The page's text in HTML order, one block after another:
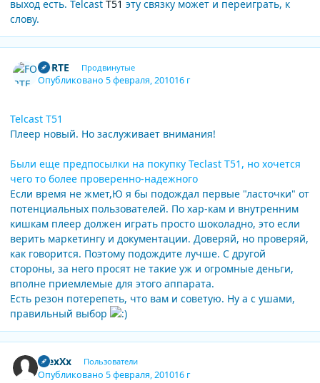
выход есть. Telcast T51 эту связку может и переиграть, к
слову.
FORTE Продвинутые
Опубликовано5 февраля, 201016 г
Telcast T51
Плеер новый. Но заслуживает внимания!
Были еще предпосылки на покупку Teclast T51, но хочется
чего то более проверенно-надежного
Если время не жмет,Ю я бы подождал первые "ласточки" от
потенциальных пользователей. По хар-кам и внутренним
кишкам плеер должен играть просто шоколадно, это если
верить маркетингу и документации. Доверяй, но проверяй,
как говорится. Поэтому подождите лучше. С другой
стороны, за него просят не такие уж и огромные деньги,
вполне приемлемые для этого аппарата.
Есть резон потерепеть, что вам и советую. Ну а с ушами,
правильный выбор
AlexXx Пользователи
Опубликовано5 февраля, 201016 г